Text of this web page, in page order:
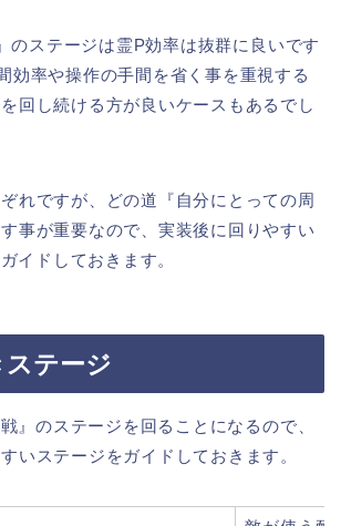
ステージは霊P効率は抜群に良いです
効率や操作の手間を省く事を重視する
回し続ける方が良いケースもあるでし
れですが、どの道『自分にとっての周
事が重要なので、実装後に回りやすい
イドしておきます。
ステージ
』のステージを回ることになるので、
いステージをガイドしておきます。